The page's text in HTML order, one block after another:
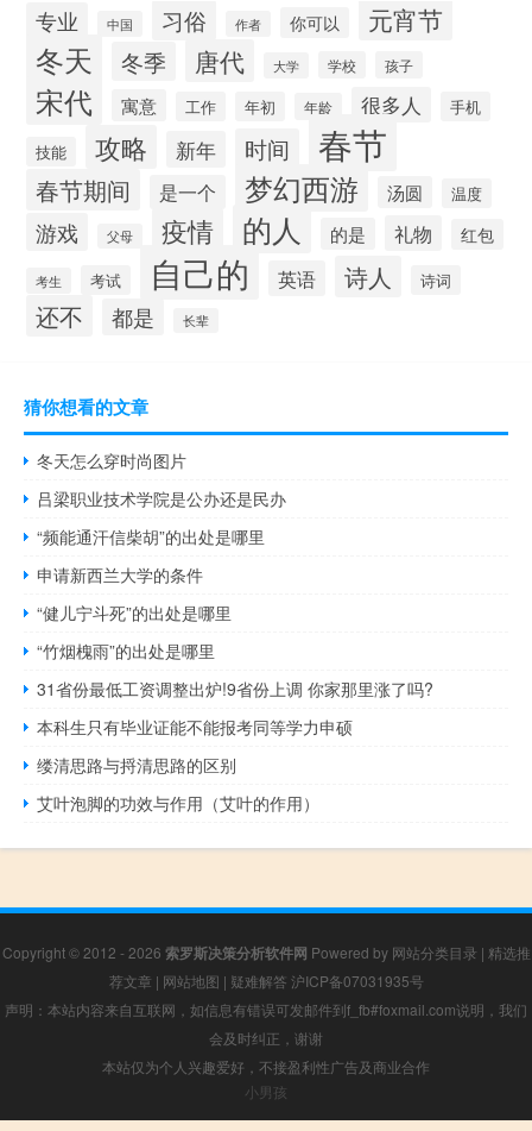
专业 中国 习俗 作者 你可以 元宵节
冬天 冬季 唐代 大学 学校 孩子
宋代 寓意 工作 年初 年龄 很多人
手机
技能
攻略 新年 时间 春节
春节期间 是一个 梦幻西游 汤圆 温度
游戏 父母 疫情 的人 的是 礼物 红包
考生 考试 自己的 英语 诗人 诗词
还不 都是 长辈
猜你想看的文章
冬天怎么穿时尚图片
吕梁职业技术学院是公办还是民办
“频能通汗信柴胡”的出处是哪里
申请新西兰大学的条件
“健儿宁斗死”的出处是哪里
“竹烟槐雨”的出处是哪里
31省份最低工资调整出炉!9省份上调 你家那里涨了吗?
本科生只有毕业证能不能报考同等学力申硕
缕清思路与捋清思路的区别
艾叶泡脚的功效与作用（艾叶的作用）
Copyright © 2012 - 2026 索罗斯决策分析软件网 Powered by 网站分类目录 | 精选推
荐文章 | 网站地图 | 疑难解答 沪ICP备07031935号
声明：本站内容来自互联网，如信息有错误可发邮件到f_fb#foxmail.com说明，我们
会及时纠正，谢谢
本站仅为个人兴趣爱好，不接盈利性广告及商业合作
小男孩